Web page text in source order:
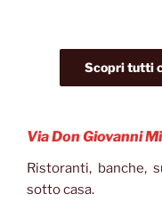
Scopri tutti
Via Don Giovanni
Ristoranti, banche,
sotto casa.